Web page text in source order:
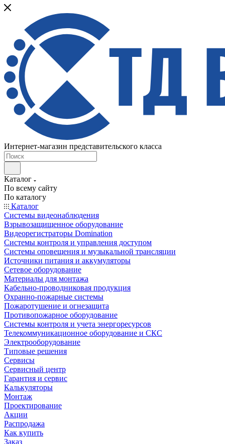
Интернет-магазин представительского класса
Каталог
По всему сайту
По каталогу
Каталог
Системы видеонаблюдения
Взрывозащищенное оборудование
Видеорегистраторы Domination
Системы контроля и управления доступом
Системы оповещения и музыкальной трансляции
Источники питания и аккумуляторы
Сетевое оборудование
Материалы для монтажа
Кабельно-проводниковая продукция
Охранно-пожарные системы
Пожаротушение и огнезащита
Противопожарное оборудование
Системы контроля и учета энергоресурсов
Телекоммуникационное оборудование и СКС
Электрооборудование
Типовые решения
Сервисы
Сервисный центр
Гарантия и сервис
Калькуляторы
Монтаж
Проектирование
Акции
Распродажа
Как купить
Заказ